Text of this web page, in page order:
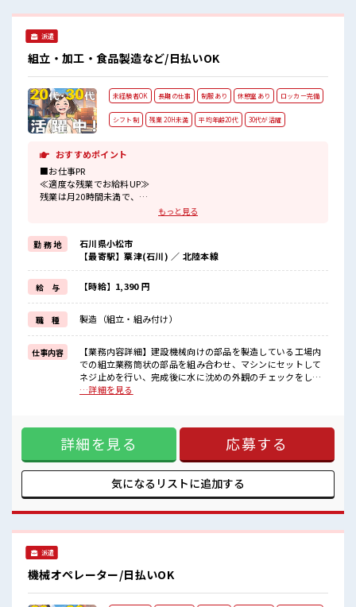
派遣
組立・加工・食品製造など/日払いOK
未経験者OK 長期の仕事 制服あり 休憩室あり ロッカー完備
シフト制 残業 20H未満 平均年齢20代 30代が活躍
おすすめポイント
■お仕事PR
≪適度な残業でお給料UP≫
残業は月20時間未満で、
制服があるので、
毎日の服装の悩み解消♪
≪初めての仕事だけど自分にもできそう≫
新しいことにチャレンジするのは不安だけど、
しっかり働く環境が整っています！
イチからスキルUP・ステップUP目指していきましょう！
≪自分に合った期間で働ける≫
福利厚生が整った派遣のお仕事です！
■職場の雰囲気
20代が多数活躍中！
社会人経験が浅くてもOK！
ここから経験積んでいきましょ！
安心してお仕事に集中♪
もっと見る
勤 務 地
石川県小松市
【最寄駅】粟津(石川) ／ 北陸本線
給 与 【時給】1,390 円
職 種 製造（組立・組み付け）
仕事内容
【業務内容詳細】建設機械向けの部品を製造している工場内
での組立業務筒状の部品を組み合わせ、マシンにセットして
ネジ止めを行い、完成後に水に沈めの外観のチェックをして
いただきます。【取扱製品詳細】建設機械部品 ■お仕事PR ≪
服装の悩み解消♪ ≪初めての仕事だけど自分にもできそう≫
新しいことにチャレンジするのは不安だけど、 しっかり働く
環境が整っています！ イチからスキルUP・ステップUP目指
していきましょう！ ≪自分に合った期間で働ける≫ 福利厚生
が整った派遣のお仕事です！ ■職場の雰囲気 20代が多数活躍
中！ 社会人経験が浅くてもOK！ ここから経験積んでいきま
り！ 安心してお仕事に集中♪
…詳細を見る
詳細を見る 応募する
気になるリストに追加する
派遣
機械オペレーター/日払いOK